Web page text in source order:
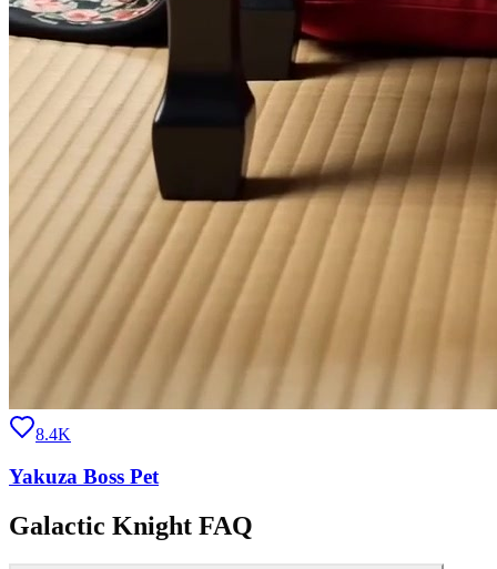
8.4K
Yakuza Boss Pet
Galactic Knight FAQ